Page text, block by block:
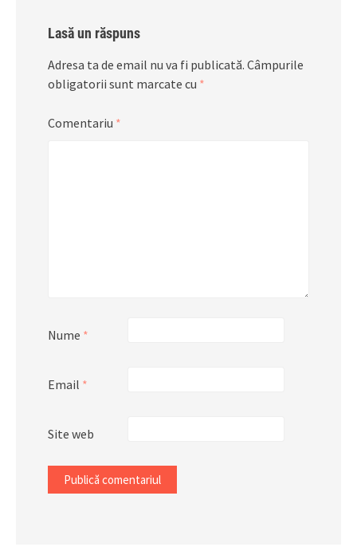
Lasă un răspuns
Adresa ta de email nu va fi publicată. Câmpurile
obligatorii sunt marcate cu *
Comentariu *
Nume *
Email *
Site web